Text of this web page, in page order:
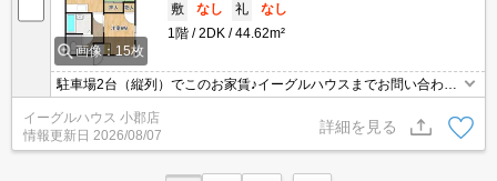
画像：15枚
敷
なし 礼
なし
1階
2DK 44.62m²
駐車場2台（縦列）でこのお家賃♪イーグルハウスまでお問い合わせ
イーグルハウス 小郡店
情報更新日 2026/08/07
詳細を見る